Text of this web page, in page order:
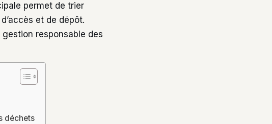
permet de trier
et de dépôt.
responsable des
déchets